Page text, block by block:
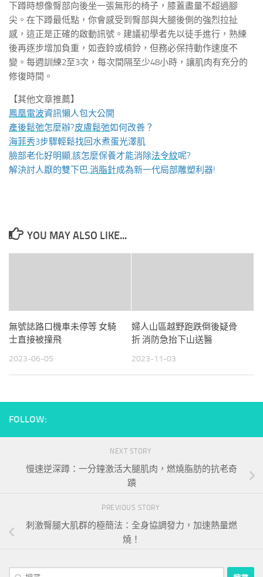
下蹲時想像臀部向後坐一張無形的椅子，膝蓋盡量不超過腳
尖。在下蹲最低點，你會感受到臀部與大腿後側的強烈拉扯
感，這正是正確的啟動訊號。建議初學者先以徒手進行，熟練
後再逐步增加負重，如壺鈴或槓鈴，但務必保持動作速度不
變。每週訓練2至3次，每次間隔至少48小時，讓肌肉有充分的
修復時間。
【其他文章推薦】
鳳凰電波資訊懶人包大公開
產後鬆弛怎麼辦?皮膚鬆弛如何改善？
海菲秀3步驟輕鬆找回水煮蛋光澤肌
臉部老化好明顯,該怎麼保養才能消除法令紋呢?
解決討人厭的雙下巴,消脂針成為新一代局部雕塑利器!
YOU MAY ALSO LIKE...
無號誌路口機車未停等 女騎
士直接被撞飛
2023-06-05
婦人山區越野跑跌倒後疑骨
折 消防急抬下山送醫
2023-11-03
FOLLOW:
NEXT STORY
慢速逆深蹲：一分鐘激活大腿肌肉，燃燒脂肪的抗老奇
蹟
PREVIOUS STORY
刺激臀腿大肌群的極簡法：全身協調發力，加速熱量燃
燒！
搜